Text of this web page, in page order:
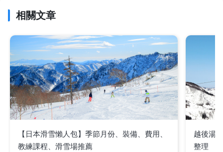
相關文章
【日本滑雪懶人包】季節月份、裝備、費用、
教練課程、滑雪場推薦
越後湯
整理